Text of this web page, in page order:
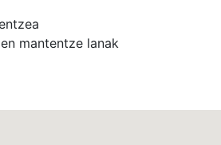
mantentze lanak